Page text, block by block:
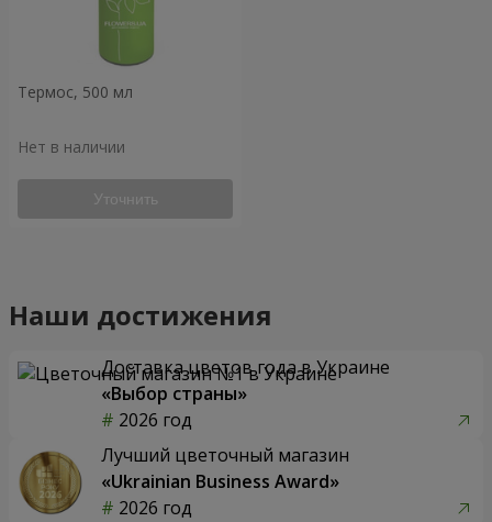
Термос, 500 мл
Нет в наличии
Уточнить
Наши достижения
Доставка цветов года в Украине
«Выбор страны»
2026 год
Лучший цветочный магазин
«Ukrainian Business Award»
2026 год